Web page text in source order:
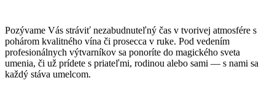
Pozývame Vás stráviť nezabudnuteľný čas v tvorivej atmosfére s
pohárom kvalitného vína či prosecca v ruke. Pod vedením
profesionálnych výtvarníkov sa ponoríte do magického sveta
umenia, či už prídete s priateľmi, rodinou alebo sami — s nami sa
každý stáva umelcom.